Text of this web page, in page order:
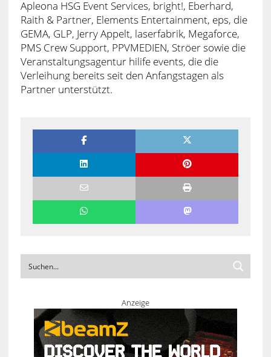
Apleona HSG Event Services, bright!, Eberhard,
Raith & Partner, Elements Entertainment, eps, die
GEMA, GLP, Jerry Appelt, laserfabrik, Megaforce,
PMS Crew Support, PPVMEDIEN, Ströer sowie die
Veranstaltungsagentur hilife events, die die
Verleihung bereits seit den Anfangstagen als
Partner unterstützt.
Anzeige